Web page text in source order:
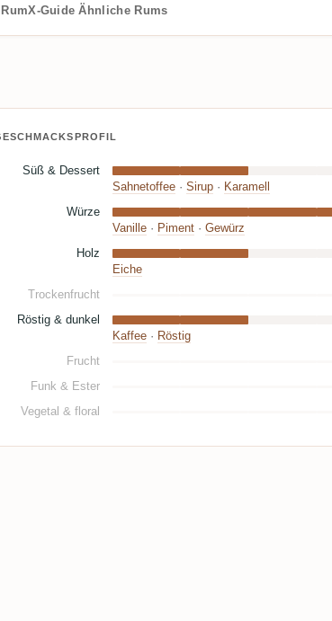
RumX-Guide Ähnliche Rums
Süß & Dessert
Sahnetoffee· Sirup· Karamell
Würze
Vanille· Piment· Gewürz
Holz
Eiche
Trockenfrucht
Röstig & dunkel
Kaffee· Röstig
Frucht
Funk & Ester
Vegetal & floral